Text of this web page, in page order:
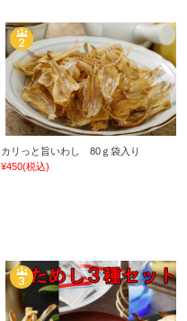
カリっと旨いわし 80ｇ袋入り
¥450(税込)